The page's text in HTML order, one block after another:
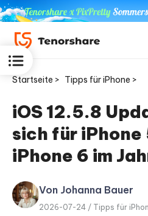
ReiBoot
for iOS
PDNob
PDF
Editor
Neu
Startseite > Tipps für iPhone >
iOS 12.5.8
sich für iPhone
iPhone 6 im
Von Johanna Bauer
2026-07-24 / Tipps für